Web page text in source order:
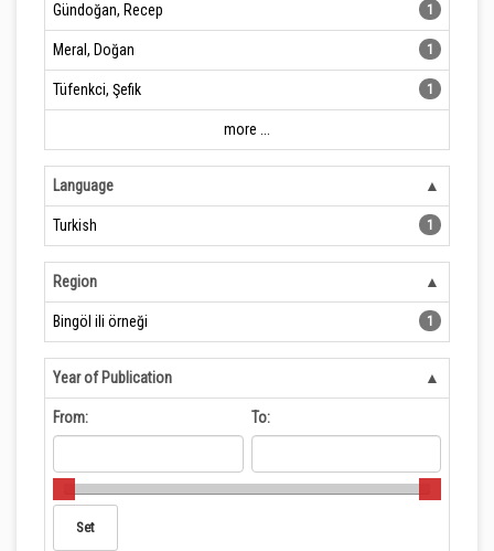
Gündoğan, Recep 1
Meral, Doğan 1
Tüfenkci, Şefik 1
more ...
Language
Turkish 1
Region
Bingöl ili örneği 1
Year of Publication
From: To: